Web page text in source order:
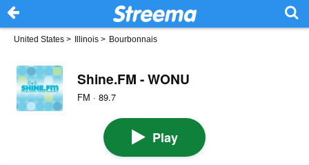
United States > Illinois > Bourbonnais
Shine.FM - WONU
FM · 89.7
Play